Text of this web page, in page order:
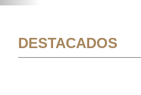
DESTACADOS